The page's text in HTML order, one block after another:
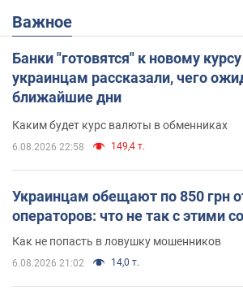
Важное
Банки "готовятся" к новому
украинцам рассказали, чего
ближайшие дни
Каким будет курс валюты в обменниках
6.08.2026 22:58 149,4 т.
Украинцам обещают по 850 грн
операторов: что не так с этими
Как не попасть в ловушку мошенников
6.08.2026 21:02 14,0 т.